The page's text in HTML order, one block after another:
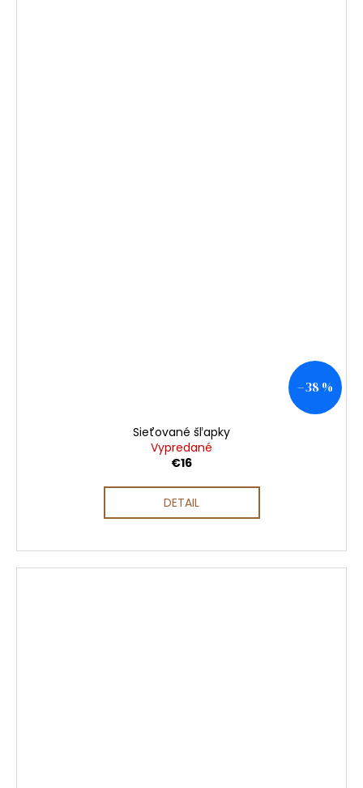
–38 %
Sieťované šľapky
Vypredané
€16
DETAIL